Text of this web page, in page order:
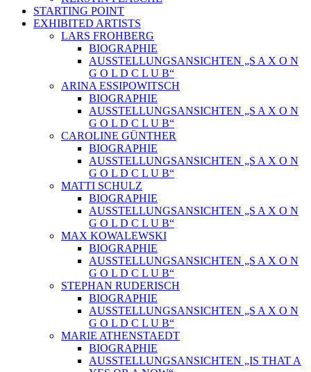
STARTING POINT
EXHIBITED ARTISTS
LARS FROHBERG
BIOGRAPHIE
AUSSTELLUNGSANSICHTEN „S A X O N
G O L D C L U B“
ARINA ESSIPOWITSCH
BIOGRAPHIE
AUSSTELLUNGSANSICHTEN „S A X O N
G O L D C L U B“
CAROLINE GÜNTHER
BIOGRAPHIE
AUSSTELLUNGSANSICHTEN „S A X O N
G O L D C L U B“
MATTI SCHULZ
BIOGRAPHIE
AUSSTELLUNGSANSICHTEN „S A X O N
G O L D C L U B“
MAX KOWALEWSKI
BIOGRAPHIE
AUSSTELLUNGSANSICHTEN „S A X O N
G O L D C L U B“
STEPHAN RUDERISCH
BIOGRAPHIE
AUSSTELLUNGSANSICHTEN „S A X O N
G O L D C L U B“
MARIE ATHENSTAEDT
BIOGRAPHIE
AUSSTELLUNGSANSICHTEN „IS THAT A